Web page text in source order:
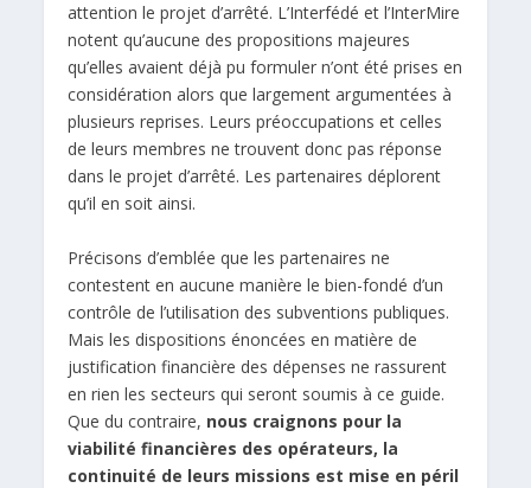
attention le projet d’arrêté. L’Interfédé et l’InterMire
notent qu’aucune des propositions majeures
qu’elles avaient déjà pu formuler n’ont été prises en
considération alors que largement argumentées à
plusieurs reprises. Leurs préoccupations et celles
de leurs membres ne trouvent donc pas réponse
dans le projet d’arrêté. Les partenaires déplorent
qu’il en soit ainsi.
Précisons d’emblée que les partenaires ne
contestent en aucune manière le bien-fondé d’un
contrôle de l’utilisation des subventions publiques.
Mais les dispositions énoncées en matière de
justification financière des dépenses ne rassurent
en rien les secteurs qui seront soumis à ce guide.
Que du contraire, nous craignons pour la
viabilité financières des opérateurs, la
continuité de leurs missions est mise en péril